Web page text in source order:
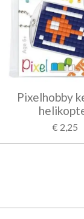
Pixelhobby
€ 2,25